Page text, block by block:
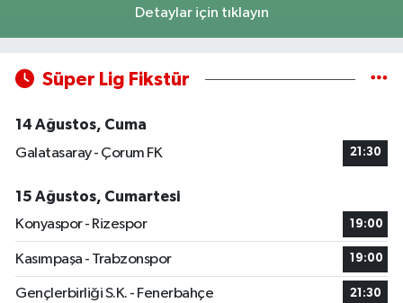
Detaylar için tıklayın
Süper Lig Fikstür
14 Ağustos, Cuma
Galatasaray - Çorum FK
21:30
15 Ağustos, Cumartesi
Konyaspor - Rizespor
19:00
Kasımpaşa - Trabzonspor 19:00
Gençlerbirliği S.K. - Fenerbahçe 21:30